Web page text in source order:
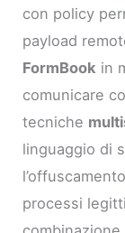
con policy
payload
FormBook in
comunicare
tecniche
linguaggio di
processi